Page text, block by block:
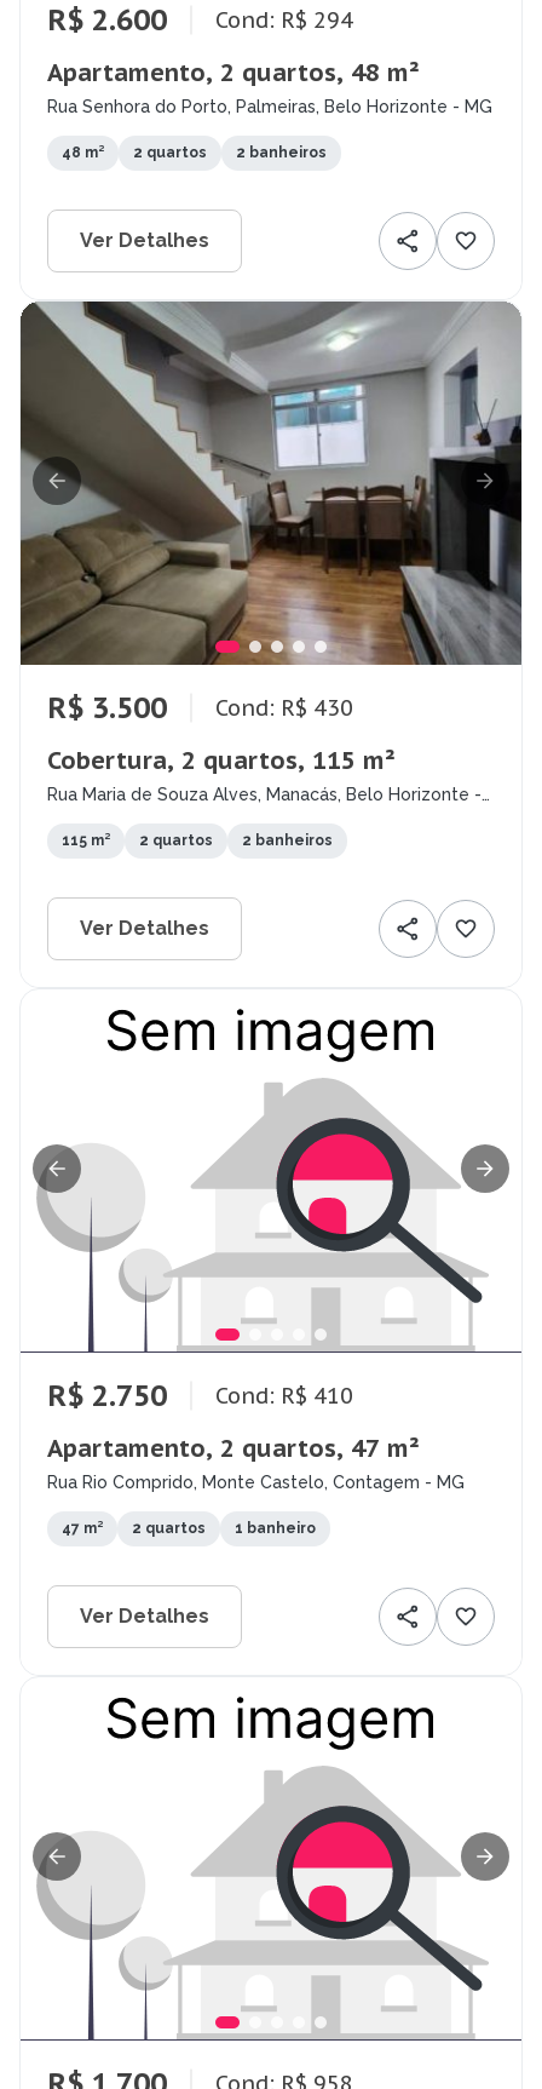
R$ 2.600 Cond: R$ 294
Apartamento, 2 quartos, 48 m²
Rua Senhora do Porto, Palmeiras, Belo Horizonte - MG
48 m² 2 quartos 2 banheiros
Ver Detalhes
R$ 3.500 Cond: R$ 430
Cobertura, 2 quartos, 115 m²
Rua Maria de Souza Alves, Manacás, Belo Horizonte -
115 m² 2 quartos 2 banheiros
Ver Detalhes
R$ 2.750 Cond: R$ 410
Apartamento, 2 quartos, 47 m²
Rua Rio Comprido, Monte Castelo, Contagem - MG
47 m² 2 quartos 1 banheiro
Ver Detalhes
Cond: R$ 958